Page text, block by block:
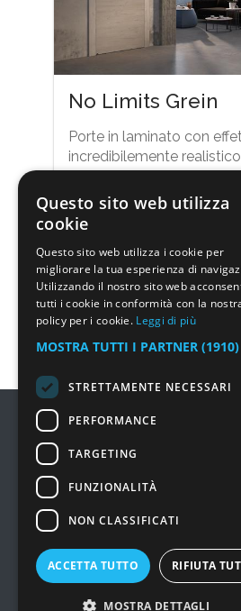
No Limits Grein
Porte in laminato con
incredibilemente
via Salvo d'Acquisto 3,
+39 02 36542775
Questo sito web utilizza
cookie
Questo sito web utilizza i cookie per
migliorare la tua esperienza di
Utilizzando il nostro sito web
tutti i cookie in conformità con la
policy per i cookie. Leggi di più
MOSTRA TUTTI I PARTNER
STRETTAMENTE NECESSARI
PERFORMANCE
TARGETING
FUNZIONALITÀ
NON CLASSIFICATI
ACCETTA TUTTO RIFIUTA
MOSTRA DETTAGLI